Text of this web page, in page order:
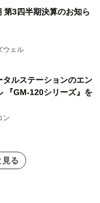
第3四半期決算のお知ら
ウェル
タルステーションのエン
『GM-120シリーズ』を
ン
見る